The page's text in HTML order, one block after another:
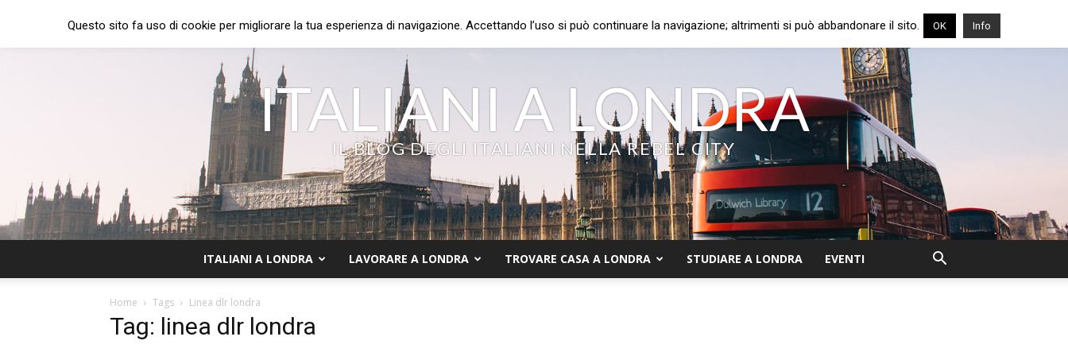
ITALIANI A LONDRA
IL BLOG DEGLI ITALIANI NELLA REBEL CITY
ITALIANI A LONDRA LAVORARE A LONDRA TROVARE CASA A LONDRA STUDIARE A LONDRA EVENTI
Home Tags Linea dlr londra
Tag: linea dlr londra
Questo sito fa uso di cookie per migliorare la tua esperienza di navigazione. Accettando l’uso si può continuare la navigazione; altrimenti si può abbandonare il sito. OK Info